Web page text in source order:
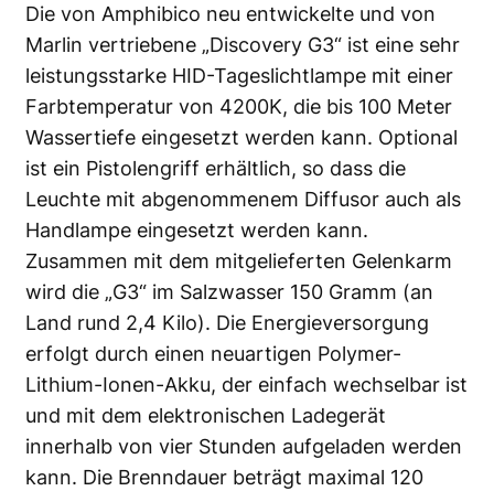
Die von Amphibico neu entwickelte und von
Marlin vertriebene „Discovery G3“ ist eine sehr
leistungsstarke HID-Tageslichtlampe mit einer
Farbtemperatur von 4200K, die bis 100 Meter
Wassertiefe eingesetzt werden kann. Optional
ist ein Pistolengriff erhältlich, so dass die
Leuchte mit abgenommenem Diffusor auch als
Handlampe eingesetzt werden kann.
Zusammen mit dem mitgelieferten Gelenkarm
wird die „G3“ im Salzwasser 150 Gramm (an
Land rund 2,4 Kilo). Die Energieversorgung
erfolgt durch einen neuartigen Polymer-
Lithium-Ionen-Akku, der einfach wechselbar ist
und mit dem elektronischen Ladegerät
innerhalb von vier Stunden aufgeladen werden
kann. Die Brenndauer beträgt maximal 120